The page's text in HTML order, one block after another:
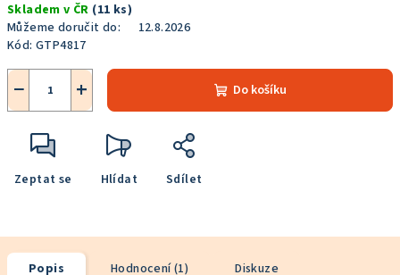
cena:
Skladem v ČR (11 ks)
Můžeme doručit do:
12.8.2026
Kód: GTP4817
+
− Do košíku
Zeptat se Hlídat Sdílet
Popis Hodnocení (1) Diskuze